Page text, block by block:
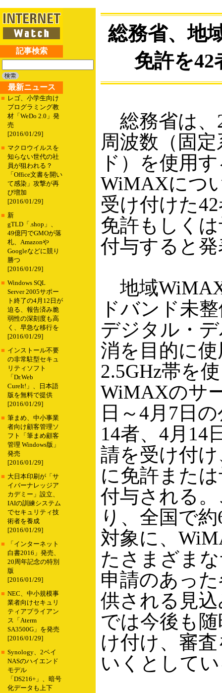
記事検索
最新ニュース
■ レゴ、小学生向け
プログラミング教
材「WeDo 2.0」発
売
[2016/01/29]
■ マクロウイルスを
知らない世代の社
員が狙われる？
「Office文書を開い
て感染」攻撃が再
び増加
[2016/01/29]
■ 新
gTLD「.shop」、
49億円でGMOが落
札、Amazonや
Googleなどに競り
勝つ
[2016/01/29]
■ Windows SQL
Server 2005サポー
ト終了の4月12日が
迫る、報告済み脆
弱性の深刻度も高
く、早急な移行を
[2016/01/29]
■ インストール不要
の非常駐型セキュ
リティソフト
「Dr.Web
CureIt!」、日本語
版を無料で提供
[2016/01/29]
■ 筆まめ、中小事業
者向け顧客管理ソ
フト「筆まめ顧客
管理 Windows版」
発売
[2016/01/29]
■ 大日本印刷が「サ
イバーナレッジア
カデミー」設立、
IAIの訓練システム
でセキュリティ技
術者を養成
[2016/01/29]
■
「インターネット
白書2016」発売、
20周年記念の特別
版
[2016/01/29]
■ NEC、中小規模事
業者向けセキュリ
ティアプライアン
ス「Aterm
SA3500G」を発売
[2016/01/29]
■ Synology、2ベイ
NASのハイエンド
モデル
「DS216+」、暗号
化データも上下
総務省、地
免許を42
総務省は、
周波数（固
ド）を使用
WiMAXにつ
受け付けた
免許もしく
付与すると
地域
ドバンド未
デジタル・
消を目的に
2.5GHz帯を
WiMAXのサ
日～4月7日
14者、4月14
請を受け付
に免許また
付与される
り、全国で
対象に、
たさまざま
申請のあっ
供される見
では今後も
け付け、審
いくとして